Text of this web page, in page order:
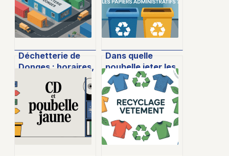
Déchetterie de
Donges : horaires,
accès et bonnes
pratiques pour
vos déchets
Dans quelle
poubelle jeter les
papiers
administratifs :
guide simple et
complet